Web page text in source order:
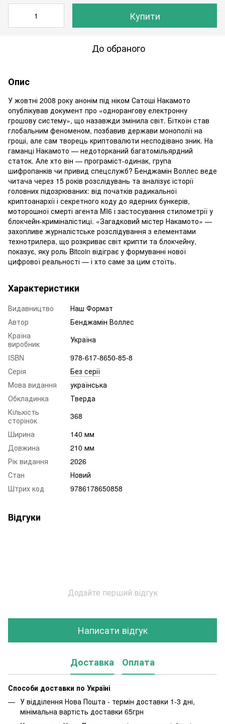
Купити
До обраного
Опис
У жовтні 2008 року анонім під ніком Сатоші Накамото
опублікував документ про «однорангову електронну
грошову систему», що назавжди змінила світ. Біткоїн став
глобальним феноменом, позбавив держави монополії на
гроші, але сам творець криптовалюти несподівано зник. На
гаманці Накамото — недоторканий багатомільярдний
статок. Але хто він — програміст-одинак, група
шифропанків чи привид спецслужб? Бенджамін Воллес веде
читача через 15 років розслідувань та аналізує історії
головних підозрюваних: від початків радикальної
криптоанархії і секретного коду до ядерних бункерів,
моторошної смерті агента MI6 і застосування стилометрії у
блокчейн-криміналістиці. «Загадковий містер Накамото» —
захопливе журналістське розслідування з елементами
технотрилера, що розкриває світ крипти та блокчейну,
показує, яку роль Bitcoin відіграє у формуванні нової
цифрової реальності — і хто саме за цим стоїть.
Характеристики
Видавництво
Наш Формат
Автор
Бенджамін Воллес
Країна
виробник
Україна
ISBN
978-617-8650-85-8
Серія
Без серії
Мова видання
українська
Обкладинка
Тверда
Кількість
сторінок
368
Ширина
140 мм
Довжина
210 мм
Рік видання
2026
Стан
Новий
Штрих код
9786178650858
Відгуки
Додайте перший відгук
Написати відгук
Доставка Оплата
Способи доставки по Україні
У відділення Нова Пошта - термін доставки 1-3 дні,
мінімальна вартість доставки 65грн